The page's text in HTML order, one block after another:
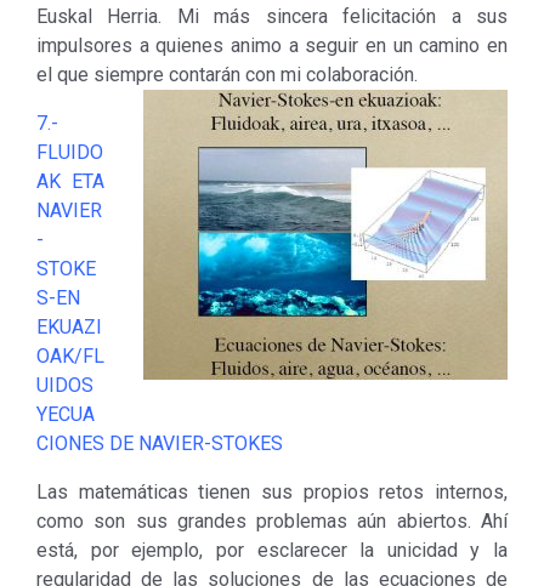
Euskal Herria. Mi más sincera felicitación a sus
impulsores a quienes animo a seguir en un camino en
el que siempre contarán con mi colaboración.
7.-
FLUIDO
AK ETA
NAVIER
-
STOKE
S-EN
EKUAZI
OAK/FL
UIDOS
YECUA
CIONES DE NAVIER-STOKES
Las matemáticas tienen sus propios retos internos,
como son sus grandes problemas aún abiertos. Ahí
está, por ejemplo, por esclarecer la unicidad y la
regularidad de las soluciones de las ecuaciones de